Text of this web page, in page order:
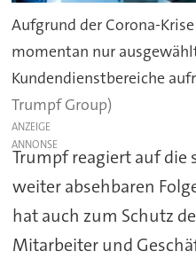
Aufgrund der Corona-
momentan nur
Kundendienstbereiche
Trumpf Group)
ANZEIGE
Trumpf reagiert auf die
weiter absehbaren
hat auch zum Schutz
Mitarbeiter und